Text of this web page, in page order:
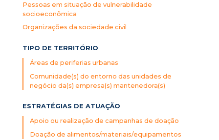
Pessoas em situação de vulnerabilidade
socioeconômica
Organizações da sociedade civil
TIPO DE TERRITÓRIO
Áreas de periferias urbanas
Comunidade(s) do entorno das unidades de
negócio da(s) empresa(s) mantenedora(s)
ESTRATÉGIAS DE ATUAÇÃO
Apoio ou realização de campanhas de doação
Doação de alimentos/materiais/equipamentos